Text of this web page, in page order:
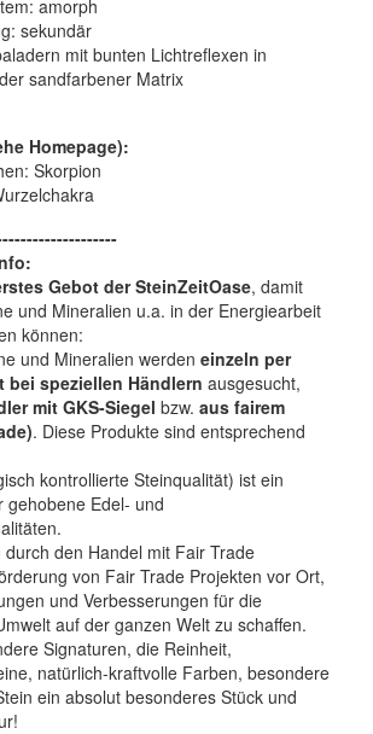
amorph
sekundär
mit bunten Lichtreflexen in
sandfarbener Matrix
Homepage):
Skorpion
Gebot der SteinZeitOase, damit
und Mineralien u.a. in der Energiearbeit
können:
und Mineralien werden einzeln per
bei speziellen Händlern ausgesucht,
mit GKS-Siegel bzw. aus fairem
. Diese Produkte sind entsprechend
kontrollierte Steinqualität) ist ein
gehobene Edel- und
den Handel mit Fair Trade
von Fair Trade Projekten vor Ort,
und Verbesserungen für die
auf der ganzen Welt zu schaffen.
Signaturen, die Reinheit,
natürlich-kraftvolle Farben, besondere
ein absolut besonderes Stück und